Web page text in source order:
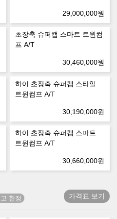
29,000,000원
초장축 슈퍼캡 스마트 트윈컴
프 A/T
30,460,000원
하이 초장축 슈퍼캡 스타일
트윈컴프 A/T
30,190,000원
하이 초장축 슈퍼캡 스마트
트윈컴프 A/T
30,660,000원
가격표 보기